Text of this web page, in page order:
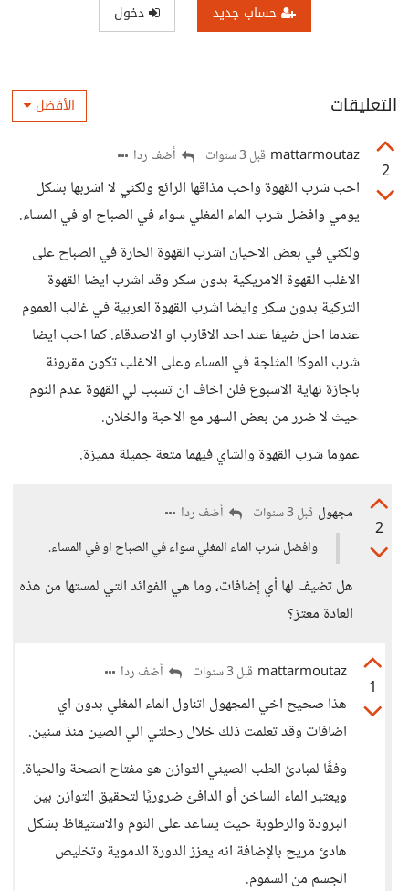
حساب جديد دخول
التعليقات الأفضل
2
mattarmoutaz قبل 3 سنوات أضف ردا
احب شرب القهوة واحب مذاقها الرائع ولكني لا اشربها بشكل
يومي وافضل شرب الماء المغلي سواء في الصباح او في المساء.
ولكني في بعض الاحيان اشرب القهوة الحارة في الصباح على
الاغلب القهوة الامريكية بدون سكر وقد اشرب ايضا القهوة
التركية بدون سكر وايضا اشرب القهوة العربية في غالب العموم
عندما احل ضيفا عند احد الاقارب او الاصدقاء. كما احب ايضا
شرب الموكا المثلجة في المساء وعلى الاغلب تكون مقرونة
باجازة نهاية الاسبوع فلن اخاف ان تسبب لي القهوة عدم النوم
حيث لا ضرر من بعض السهر مع الاحبة والخلان.
عموما شرب القهوة والشاي فيهما متعة جميلة مميزة.
2
مجهول قبل 3 سنوات
أضف ردا
وافضل شرب الماء المغلي سواء في الصباح او في المساء.
هل تضيف لها أي إضافات، وما هي الفوائد التي لمستها من هذه
العادة معتز؟
1
mattarmoutaz قبل 3 سنوات أضف ردا
هذا صحيح اخي المجهول اتناول الماء المغلي بدون اي
اضافات وقد تعلمت ذلك خلال رحلتي الي الصين منذ سنين.
وفقًا لمبادئ الطب الصيني التوازن هو مفتاح الصحة والحياة.
ويعتبر الماء الساخن أو الدافئ ضروريًا لتحقيق التوازن بين
البرودة والرطوبة حيث يساعد على النوم والاستيقاظ بشكل
هادئ مريح بالإضافة انه يعزز الدورة الدموية وتخليص
الجسم من السموم.